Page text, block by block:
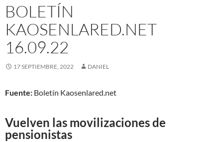
BOLETÍN
KAOSENLARED.NET
16.09.22
17 SEPTIEMBRE, 2022 DANIEL
Fuente: Boletín Kaosenlared.net
Vuelven las movilizaciones de
pensionistas